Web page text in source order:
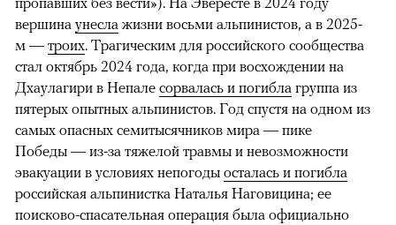
вершина унесла жизни восьми альпинистов, а в 2025-
м — троих. Трагическим для российского сообщества
стал октябрь 2024 года, когда при восхождении на
Дхаулагири в Непале сорвалась и погибла группа из
пятерых опытных альпинистов. Год спустя на одном из
самых опасных семитысячников мира — пике
Победы — из-за тяжелой травмы и невозможности
эвакуации в условиях непогоды осталась и погибла
российская альпинистка Наталья Наговицина; ее
поисково-спасательная операция была официально